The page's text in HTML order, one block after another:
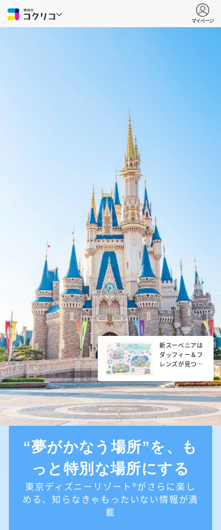
マイページ
新スーベニアは
ダッフィー＆フ
レンズが見つけ
ーマ！ 夏らし
いデザインがか
わいい♡
“夢がかなう場所”を、も
っと特別な場所にする
東京ディズニーリゾート®がさらに楽し
める、知らなきゃもったいない情報が満
載